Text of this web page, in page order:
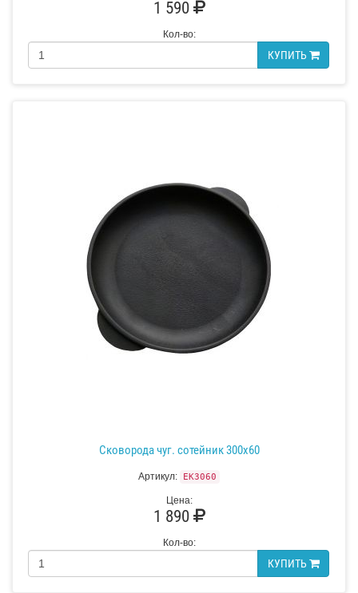
1 590
Кол-во:
КУПИТЬ
Сковорода чуг. сотейник 300х60
Артикул: EK3060
Цена:
1 890
Кол-во:
КУПИТЬ